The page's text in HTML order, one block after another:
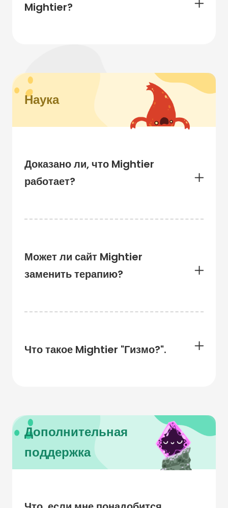
Mightier?
Наука
Доказано ли, что Mightier
работает?
Может ли сайт Mightier
заменить терапию?
Что такое Mightier "Гизмо?".
Дополнительная
поддержка